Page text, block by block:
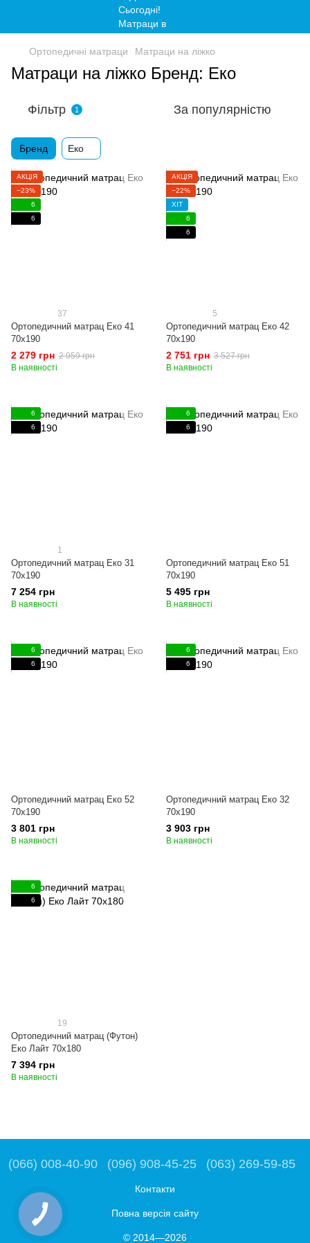
Ортопедичні матраци Матраци на ліжко
Матраци на ліжко Бренд: Еко
Фільтр 1 За популярністю
Бренд Еко
АКЦІЯ
−23%
6
6
37
Ортопедичний матрац Еко 41
70x190
2 279 грн 2 959 грн
В наявності
АКЦІЯ
−22%
ХІТ
6
6
5
Ортопедичний матрац Еко 42
70x190
2 751 грн 3 527 грн
В наявності
6
6
1
Ортопедичний матрац Еко 31
70x190
7 254 грн
В наявності
6
6
Ортопедичний матрац Еко 51
70x190
5 495 грн
В наявності
6
6
Ортопедичний матрац Еко 52
70x190
3 801 грн
В наявності
6
6
Ортопедичний матрац Еко 32
70x190
3 903 грн
В наявності
6
6
19
Ортопедичний матрац (Футон)
Еко Лайт 70x180
7 394 грн
В наявності
(066) 008-40-90 (096) 908-45-25 (063) 269-59-85
Контакти
Повна версія сайту
© 2014—2026